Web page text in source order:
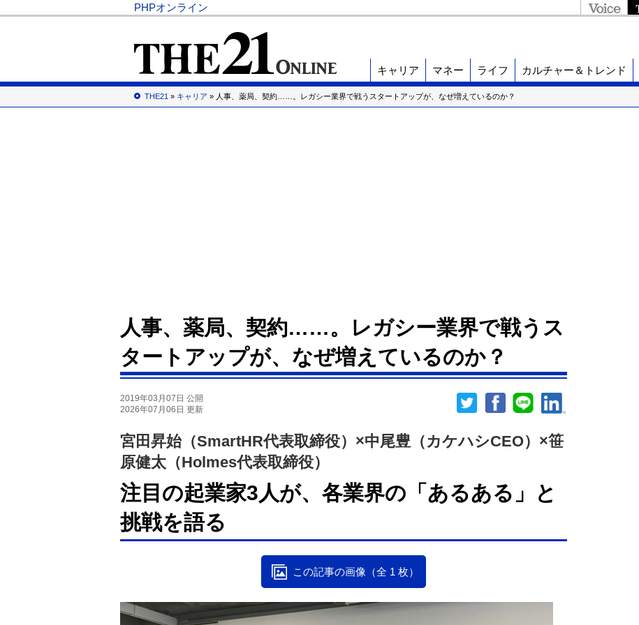
PHPオンライン
キャリア マネー ライフ カルチャー＆トレンド
THE21 » キャリア » 人事、薬局、契約……。レガシー業界で戦うスタートアップが、なぜ増えているのか？
人事、薬局、契約……。レガシー業界で戦うス
タートアップが、なぜ増えているのか？
2019年03月07日 公開
2026年07月06日 更新
宮田昇始（SmartHR代表取締役）×中尾豊（カケハシCEO）×笹
原健太（Holmes代表取締役）
注目の起業家3人が、各業界の「あるある」と
挑戦を語る
この記事の画像（全 1 枚）